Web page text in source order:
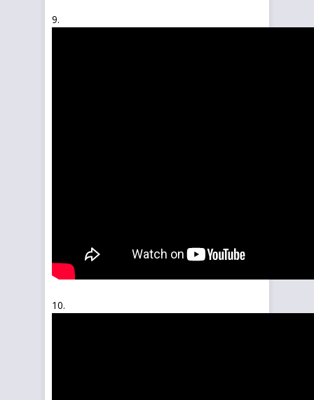
9.
10.